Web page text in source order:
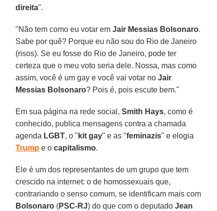
direita".
"Não tem como eu votar emJair Messias Bolsonaro.
Sabe por quê? Porque eu não sou do Rio de Janeiro
(risos). Se eu fosse do Rio de Janeiro, pode ter
certeza que o meu voto seria dele. Nossa, mas como
assim, você é um gay e você vai votar noJair
Messias Bolsonaro? Pois é, pois escute bem."
Em sua página na rede social,Smith Hays, como é
conhecido, publica mensagens contra a chamada
agenda LGBT, o " kit gay" e as "feminazis" e elogia
Trump e ocapitalismo.
Ele é um dos representantes de um grupo que tem
crescido na internet: o de homossexuais que,
contrariando o senso comum, se identificam mais com
Bolsonaro (PSC-RJ) do que com o deputadoJean